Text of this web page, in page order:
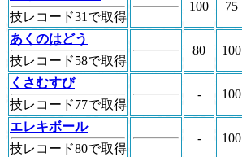
技レコード31で取得
100 75
あくのはどう
技レコード58で取得
80 100
くさむすび
技レコード77で取得
- 100
エレキボール
技レコード80で取得
- 100